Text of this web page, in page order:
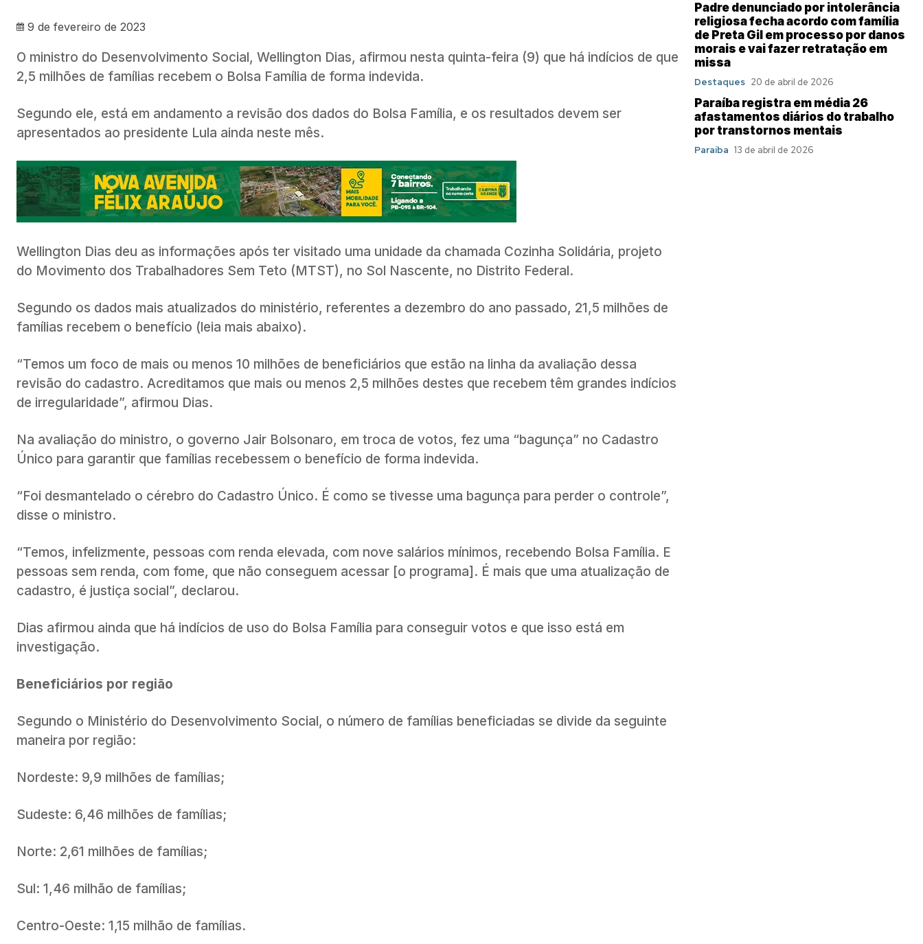
9 de fevereiro de 2023
O ministro do Desenvolvimento Social, Wellington Dias, afirmou nesta quinta-feira (9) que há indícios de que
2,5 milhões de famílias recebem o Bolsa Família de forma indevida.
Segundo ele, está em andamento a revisão dos dados do Bolsa Família, e os resultados devem ser
apresentados ao presidente Lula ainda neste mês.
Wellington Dias deu as informações após ter visitado uma unidade da chamada Cozinha Solidária, projeto
do Movimento dos Trabalhadores Sem Teto (MTST), no Sol Nascente, no Distrito Federal.
Segundo os dados mais atualizados do ministério, referentes a dezembro do ano passado, 21,5 milhões de
famílias recebem o benefício (leia mais abaixo).
“Temos um foco de mais ou menos 10 milhões de beneficiários que estão na linha da avaliação dessa
revisão do cadastro. Acreditamos que mais ou menos 2,5 milhões destes que recebem têm grandes indícios
de irregularidade”, afirmou Dias.
Na avaliação do ministro, o governo Jair Bolsonaro, em troca de votos, fez uma “bagunça” no Cadastro
Único para garantir que famílias recebessem o benefício de forma indevida.
“Foi desmantelado o cérebro do Cadastro Único. É como se tivesse uma bagunça para perder o controle”,
disse o ministro.
“Temos, infelizmente, pessoas com renda elevada, com nove salários mínimos, recebendo Bolsa Família. E
pessoas sem renda, com fome, que não conseguem acessar [o programa]. É mais que uma atualização de
cadastro, é justiça social”, declarou.
Dias afirmou ainda que há indícios de uso do Bolsa Família para conseguir votos e que isso está em
investigação.
Beneficiários por região
Segundo o Ministério do Desenvolvimento Social, o número de famílias beneficiadas se divide da seguinte
maneira por região:
Nordeste: 9,9 milhões de famílias;
Sudeste: 6,46 milhões de famílias;
Norte: 2,61 milhões de famílias;
Sul: 1,46 milhão de famílias;
Centro-Oeste: 1,15 milhão de famílias.
Padre denunciado por intolerância
religiosa fecha acordo com família
de Preta Gil em processo por danos
morais e vai fazer retratação em
missa
Destaques 20 de abril de 2026
Paraíba registra em média 26
afastamentos diários do trabalho
por transtornos mentais
Paraíba 13 de abril de 2026